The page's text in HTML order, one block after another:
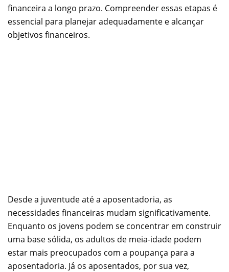
financeira a longo prazo. Compreender essas etapas é
essencial para planejar adequadamente e alcançar
objetivos financeiros.
Desde a juventude até a aposentadoria, as
necessidades financeiras mudam significativamente.
Enquanto os jovens podem se concentrar em construir
uma base sólida, os adultos de meia-idade podem
estar mais preocupados com a poupança para a
aposentadoria. Já os aposentados, por sua vez,